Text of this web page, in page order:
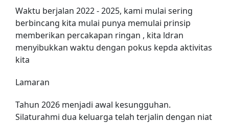
Waktu berjalan 2022 - 2025, kami mulai sering
berbincang kita mulai punya memulai prinsip
memberikan percakapan ringan , kita ldran
menyibukkan waktu dengan pokus kepda aktivitas
kita
Lamaran
Tahun 2026 menjadi awal kesungguhan.
Silaturahmi dua keluarga telah terjalin dengan niat